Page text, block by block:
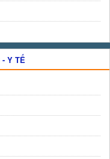
Y TẾ